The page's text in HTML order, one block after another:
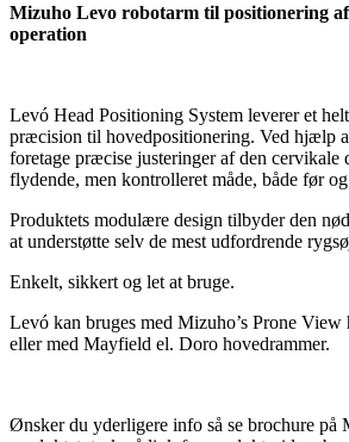
Mizuho Levo robotarm til positionering
operation
Levó Head Positioning System leverer et
præcision til hovedpositionering. Ved hjælp
foretage præcise justeringer af den cervikale
flydende, men kontrolleret måde, både før
Produktets modulære design tilbyder den
at understøtte selv de mest udfordrende
Enkelt, sikkert og let at bruge.
Levó kan bruges med Mizuho’s Prone View
eller med Mayfield el. Doro hovedrammer.
Ønsker du yderligere info så se brochure